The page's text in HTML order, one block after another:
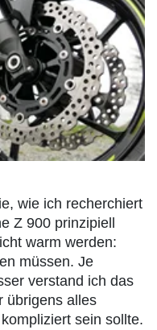
wie ich recherchiert
Z 900 prinzipiell
warm werden:
müssen. Je
verstand ich das
übrigens alles
sein sollte.